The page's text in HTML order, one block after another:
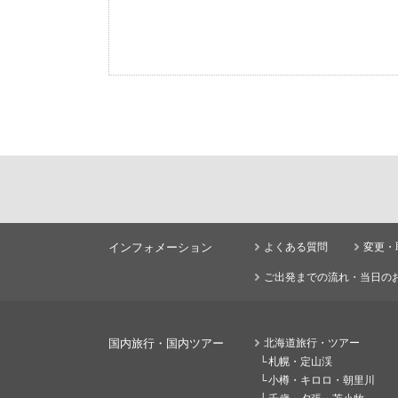
インフォメーション よくある質問 変更・
ご出発までの流れ・当日の
国内旅行・国内ツアー
北海道旅行・ツアー
札幌・定山渓
小樽・キロロ・朝里川